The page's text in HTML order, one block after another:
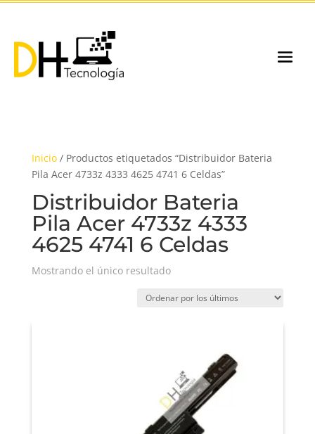
Inicio/ Productos etiquetados “Distribuidor Bateria
Pila Acer 4733z 4333 4625 4741 6 Celdas”
Distribuidor Bateria
Pila Acer 4733z 4333
4625 4741 6 Celdas
Mostrando el único resultado